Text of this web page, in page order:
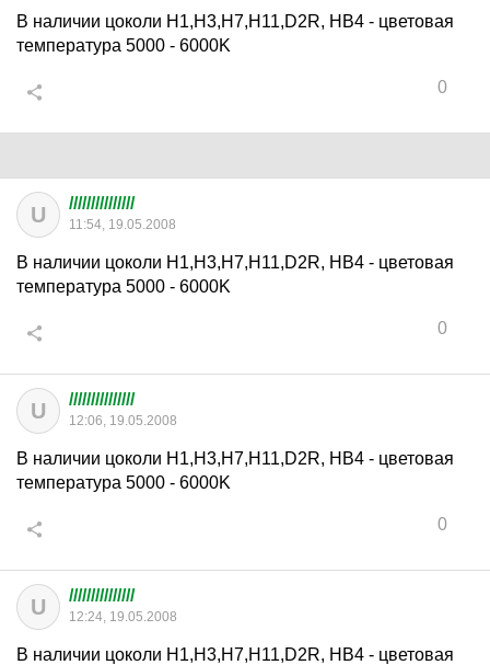
В наличии цоколи Н1,H3,Н7,Н11,D2R, HB4 - цветовая
температура 5000 - 6000K
0
U ///////////////
11:54, 19.05.2008
В наличии цоколи Н1,H3,Н7,Н11,D2R, HB4 - цветовая
температура 5000 - 6000K
0
U ///////////////
12:06, 19.05.2008
В наличии цоколи Н1,H3,Н7,Н11,D2R, HB4 - цветовая
температура 5000 - 6000K
0
U ///////////////
12:24, 19.05.2008
В наличии цоколи Н1,H3,Н7,Н11,D2R, HB4 - цветовая